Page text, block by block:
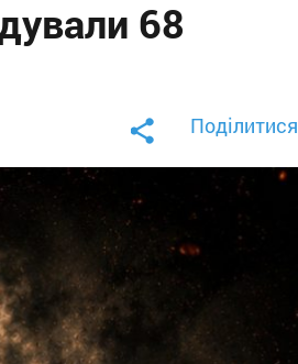
68
Поділитися